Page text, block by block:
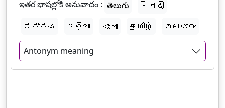
ఇతర భాషల్లోకి అనువాదం : తెలుగు
हिन्दी
ಕನ್ನಡ
ଓଡ଼ିଆ বাংলা தமிழ் മലയാളം
Antonym meaning